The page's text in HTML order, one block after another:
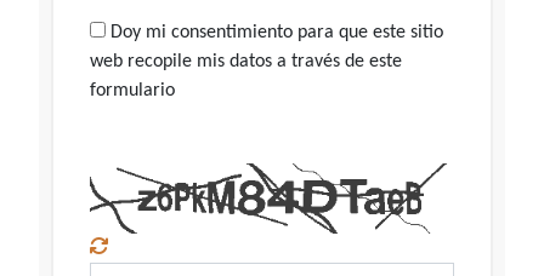
Doy mi consentimiento para que este sitio
web recopile mis datos a través de este
formulario